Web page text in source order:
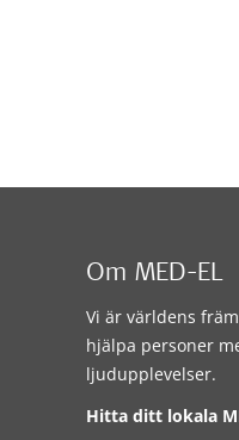
Om MED-EL
Vi är världens
hjälpa personer
ljudupplevelser.
Hitta ditt lokala